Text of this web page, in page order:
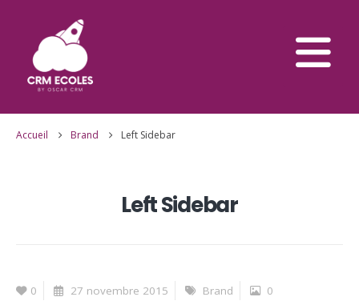
Accueil Brand Left Sidebar
Left Sidebar
0 27 novembre 2015 Brand 0